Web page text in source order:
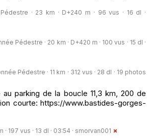
· 23 km · D+240 m · 96 vus · 16 dl ·
Pédestre · 20 km · D+420 m · 100 vus · 15 dl ·
Pédestre · 11 km · 312 vus · 28 dl · 19 photos
parking de la boucle 11,3 km, 200 de
courte: https://www.bastides-gorges-
197 vus · 13 dl · 03:54 · smorvan001